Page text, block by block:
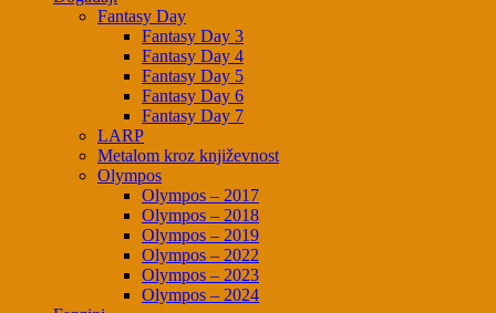
Fantasy Day
Fantasy Day 3
Fantasy Day 4
Fantasy Day 5
Fantasy Day 6
Fantasy Day 7
LARP
Metalom kroz književnost
Olympos
Olympos – 2017
Olympos – 2018
Olympos – 2019
Olympos – 2022
Olympos – 2023
Olympos – 2024